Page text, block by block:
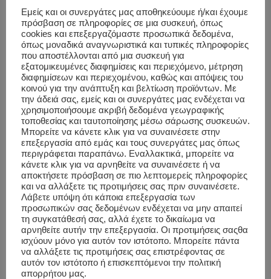
WorkWell Welcomes You!
Remarks: Οι κρατήσεις είναι εφικτές ψηφιακά
οποιαδήποτεημέρα πριντην υλοποίηση. Σε περίπτωση
πουυπάρχουν κενές θέσεις και στην προσπάθεια μας
να σας εξυπηρετήσουμε την ίδια ημέρα, μπορείτε να
μαςεπισκεφτείτεστο χώρο υλοποίησης, όπου θα
υπάρχειεκτυπωμένη η λίσταμε τα ρ/β και ο
Υπεύθυνος Υποδοχής μας θακαταχωρήσειτο όνομα
σαςστα όποια κενά μπορείνα υπάρχουν.
υγ: σας παρακαλούμε να καταχωρήσετε το ρ/β σας μαζί
μας στο ημερολόγιο σας και σε περίπτωση που σας
είναι αδύνατο να παρευρεθείτε, αποδεσμεύστε την θέση
σας μέσω του απαντητικού email που θα λάβετε.
Εμείς και οι συνεργάτες μας αποθηκεύουμε ή/και έχουμε
πρόσβαση σε πληροφορίες σε μια συσκευή, όπως
cookies και επεξεργαζόμαστε προσωπικά δεδομένα,
όπως μοναδικά αναγνωριστικά και τυπικές πληροφορίες
που αποστέλλονται από μια συσκευή για
εξατομικευμένες διαφημίσεις και περιεχόμενο, μέτρηση
διαφημίσεων και περιεχομένου, καθώς και απόψεις του
κοινού για την ανάπτυξη και βελτίωση προϊόντων. Με
την άδειά σας, εμείς και οι συνεργάτες μας ενδέχεται να
χρησιμοποιήσουμε ακριβή δεδομένα γεωγραφικής
τοποθεσίας και ταυτοποίησης μέσω σάρωσης συσκευών.
Μπορείτε να κάνετε κλικ για να συναινέσετε στην
επεξεργασία από εμάς και τους συνεργάτες μας όπως
περιγράφεται παραπάνω. Εναλλακτικά, μπορείτε να
κάνετε κλικ για να αρνηθείτε να συναινέσετε ή να
αποκτήσετε πρόσβαση σε πιο λεπτομερείς πληροφορίες
και να αλλάξετε τις προτιμήσεις σας πριν συναινέσετε.
Λάβετε υπόψη ότι κάποια επεξεργασία των
προσωπικών σας δεδομένων ενδέχεται να μην απαιτεί
τη συγκατάθεσή σας, αλλά έχετε το δικαίωμα να
αρνηθείτε αυτήν την επεξεργασία. Οι προτιμήσεις σαςθα
ισχύουν μόνο για αυτόν τον ιστότοπο. Μπορείτε πάντα
να αλλάξετε τις προτιμήσεις σας επιστρέφοντας σε
αυτόν τον ιστότοπο ή επισκεπτόμενοι την πολιτική
απορρήτου μας.